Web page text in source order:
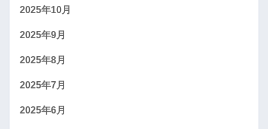
2025年10月
2025年9月
2025年8月
2025年7月
2025年6月